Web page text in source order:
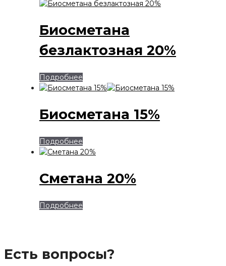
Биосметана
безлактозная 20%
Подробнее
Биосметана 15%
Подробнее
Сметана 20%
Подробнее
Есть вопросы?